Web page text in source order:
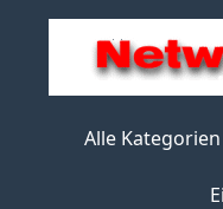
Alle Kategorien